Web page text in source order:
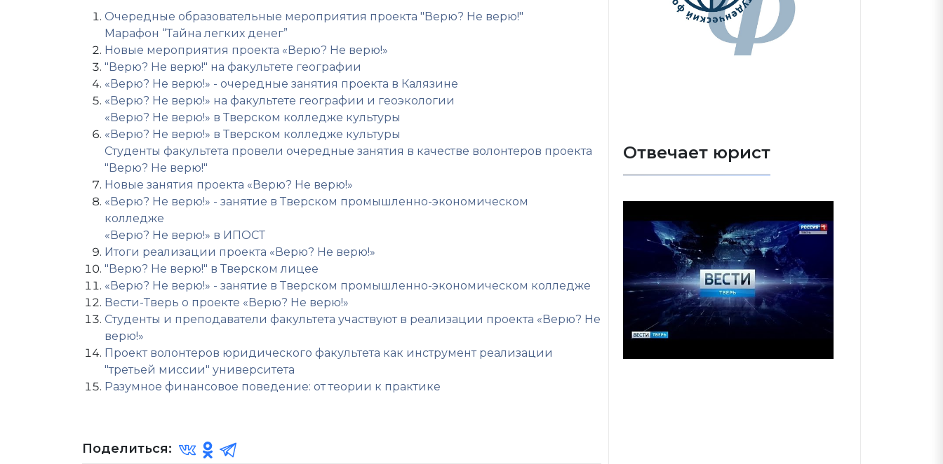
Очередные образовательные мероприятия проекта "Верю? Не верю!"
Марафон “Тайна легких денег”
Новые мероприятия проекта «Верю? Не верю!»
"Верю? Не верю!" на факультете географии
«Верю? Не верю!» - очередные занятия проекта в Калязине
«Верю? Не верю!» на факультете географии и геоэкологии
«Верю? Не верю!» в Тверском колледже культуры
«Верю? Не верю!» в Тверском колледже культуры
Студенты факультета провели очередные занятия в качестве волонтеров проекта
"Верю? Не верю!"
Новые занятия проекта «Верю? Не верю!»
«Верю? Не верю!» - занятие в Тверском промышленно-экономическом
колледже
«Верю? Не верю!» в ИПОСТ
Итоги реализации проекта «Верю? Не верю!»
"Верю? Не верю!" в Тверском лицее
«Верю? Не верю!» - занятие в Тверском промышленно-экономическом колледже
Вести-Тверь о проекте «Верю? Не верю!»
Студенты и преподаватели факультета участвуют в реализации проекта «Верю? Не
верю!»
Проект волонтеров юридического факультета как инструмент реализации
"третьей миссии" университета
Разумное финансовое поведение: от теории к практике
Поделиться:
Отвечает юрист